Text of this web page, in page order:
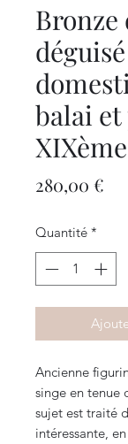
Bronze
balai et
XIXème
280,00 €
Quantité *
Ancienne
singe en tenue
sujet est traité
intéressante,